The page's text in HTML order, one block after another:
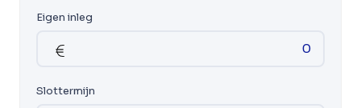
Eigen inleg
Slottermijn